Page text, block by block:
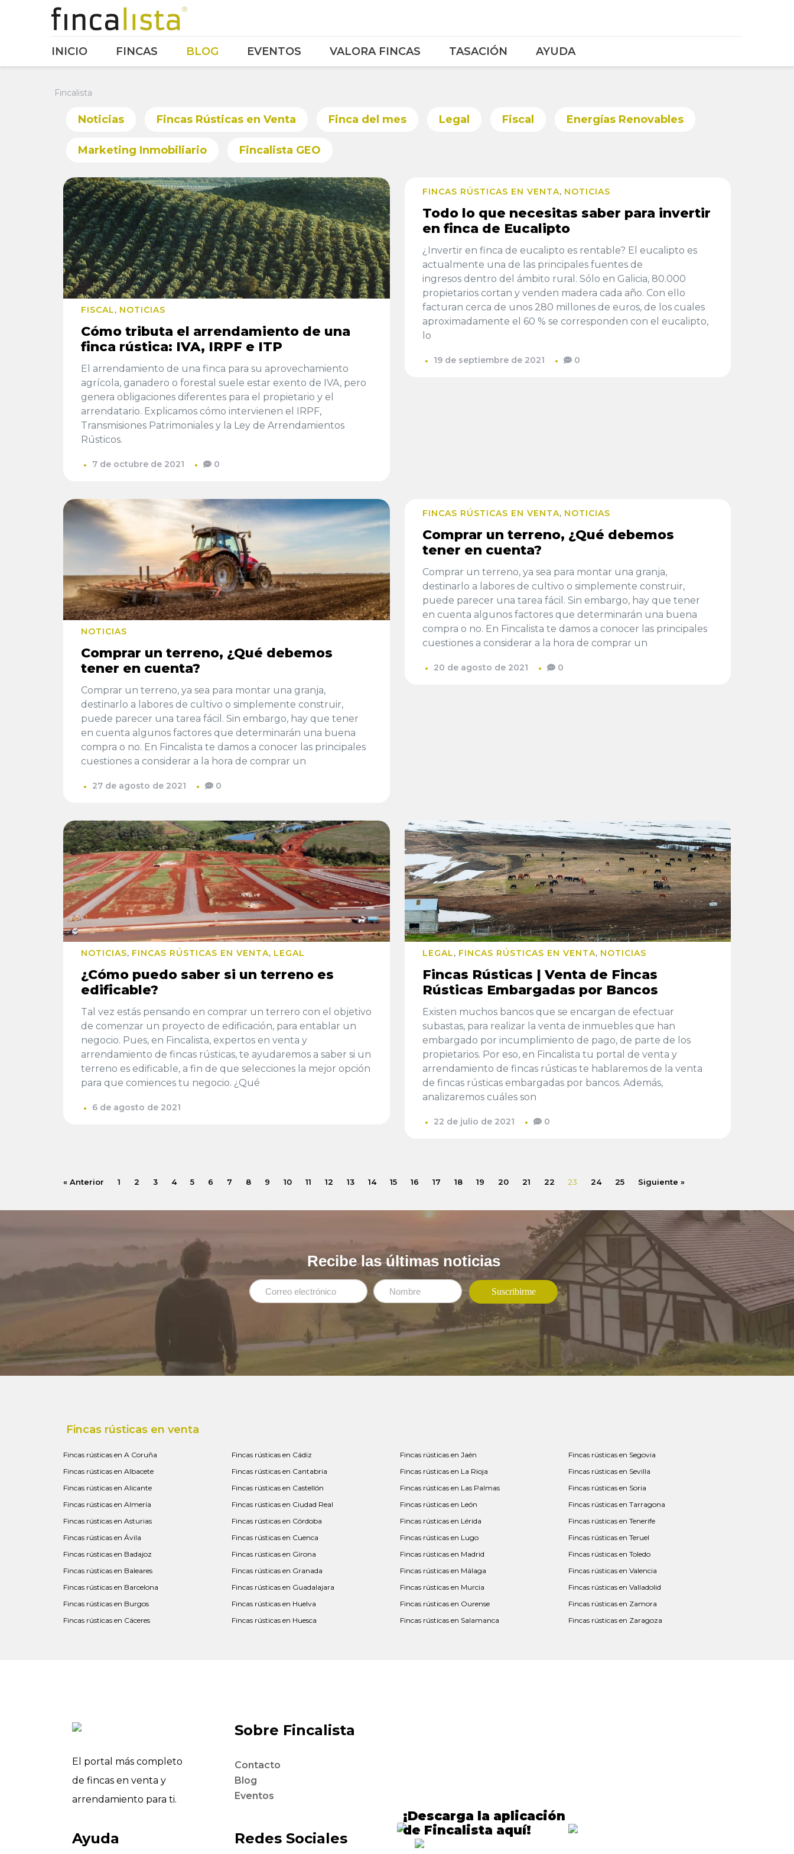
INICIO FINCAS BLOG EVENTOS VALORA FINCAS TASACIÓN AYUDA
Fincalista
Noticias Fincas Rústicas en Venta Finca del mes Legal Fiscal Energías Renovables
Marketing Inmobiliario Fincalista GEO
FISCAL , NOTICIAS
Cómo tributa el arrendamiento de una
finca rústica: IVA, IRPF e ITP
El arrendamiento de una finca para su aprovechamiento
agrícola, ganadero o forestal suele estar exento de IVA, pero
genera obligaciones diferentes para el propietario y el
arrendatario. Explicamos cómo intervienen el IRPF,
Transmisiones Patrimoniales y la Ley de Arrendamientos
Rústicos.
7 de octubre de 2021 0
FINCAS RÚSTICAS EN VENTA, NOTICIAS
Todo lo que necesitas saber para invertir
en finca de Eucalipto
¿Invertir en finca de eucalipto es rentable? El eucalipto es
actualmente una de las principales fuentes de
ingresos dentro del ámbito rural. Sólo en Galicia, 80.000
propietarios cortan y venden madera cada año. Con ello
facturan cerca de unos 280 millones de euros, de los cuales
aproximadamente el 60 % se corresponden con el eucalipto,
lo
19 de septiembre de 2021 0
NOTICIAS
Comprar un terreno, ¿Qué debemos
tener en cuenta?
Comprar un terreno, ya sea para montar una granja,
destinarlo a labores de cultivo o simplemente construir,
puede parecer una tarea fácil. Sin embargo, hay que tener
en cuenta algunos factores que determinarán una buena
compra o no. En Fincalista te damos a conocer las principales
cuestiones a considerar a la hora de comprar un
27 de agosto de 2021 0
FINCAS RÚSTICAS EN VENTA, NOTICIAS
Comprar un terreno, ¿Qué debemos
tener en cuenta?
Comprar un terreno, ya sea para montar una granja,
destinarlo a labores de cultivo o simplemente construir,
puede parecer una tarea fácil. Sin embargo, hay que tener
en cuenta algunos factores que determinarán una buena
compra o no. En Fincalista te damos a conocer las principales
cuestiones a considerar a la hora de comprar un
20 de agosto de 2021 0
NOTICIAS, FINCAS RÚSTICAS EN VENTA, LEGAL
¿Cómo puedo saber si un terreno es
edificable?
Tal vez estás pensando en comprar un terrero con el objetivo
de comenzar un proyecto de edificación, para entablar un
negocio. Pues, en Fincalista, expertos en venta y
arrendamiento de fincas rústicas, te ayudaremos a saber si un
terreno es edificable, a fin de que selecciones la mejor opción
para que comiences tu negocio. ¿Qué
6 de agosto de 2021
LEGAL , FINCAS RÚSTICAS EN VENTA, NOTICIAS
Fincas Rústicas | Venta de Fincas
Rústicas Embargadas por Bancos
Existen muchos bancos que se encargan de efectuar
subastas, para realizar la venta de inmuebles que han
embargado por incumplimiento de pago, de parte de los
propietarios. Por eso, en Fincalista tu portal de venta y
arrendamiento de fincas rústicas te hablaremos de la venta
de fincas rústicas embargadas por bancos. Además,
analizaremos cuáles son
22 de julio de 2021 0
« Anterior 1 2 3 4 5 6 7 8 9 10 11 12 13 14 15 16 17 18 19 20 21 22 23 24 25 Siguiente »
Recibe las últimas noticias
Fincas rústicas en venta
Fincas rústicas en A Coruña
Fincas rústicas en Albacete
Fincas rústicas en Alicante
Fincas rústicas en Almería
Fincas rústicas en Asturias
Fincas rústicas en Ávila
Fincas rústicas en Badajoz
Fincas rústicas en Baleares
Fincas rústicas en Barcelona
Fincas rústicas en Burgos
Fincas rústicas en Cáceres
Fincas rústicas en Cádiz
Fincas rústicas en Cantabria
Fincas rústicas en Castellón
Fincas rústicas en Ciudad Real
Fincas rústicas en Córdoba
Fincas rústicas en Cuenca
Fincas rústicas en Girona
Fincas rústicas en Granada
Fincas rústicas en Guadalajara
Fincas rústicas en Huelva
Fincas rústicas en Huesca
Fincas rústicas en Jaén
Fincas rústicas en La Rioja
Fincas rústicas en Las Palmas
Fincas rústicas en León
Fincas rústicas en Lérida
Fincas rústicas en Lugo
Fincas rústicas en Madrid
Fincas rústicas en Málaga
Fincas rústicas en Murcia
Fincas rústicas en Ourense
Fincas rústicas en Salamanca
Fincas rústicas en Segovia
Fincas rústicas en Sevilla
Fincas rústicas en Soria
Fincas rústicas en Tarragona
Fincas rústicas en Tenerife
Fincas rústicas en Teruel
Fincas rústicas en Toledo
Fincas rústicas en Valencia
Fincas rústicas en Valladolid
Fincas rústicas en Zamora
Fincas rústicas en Zaragoza
El portal más completo
de fincas en venta y
arrendamiento para ti.
Sobre Fincalista
Contacto
Blog
Eventos
Ayuda Redes Sociales
¡Descarga la aplicación
de Fincalista aquí!